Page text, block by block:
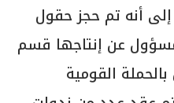
إلى أنه تم حجز حقول
عن إنتاجها قسم
القومية